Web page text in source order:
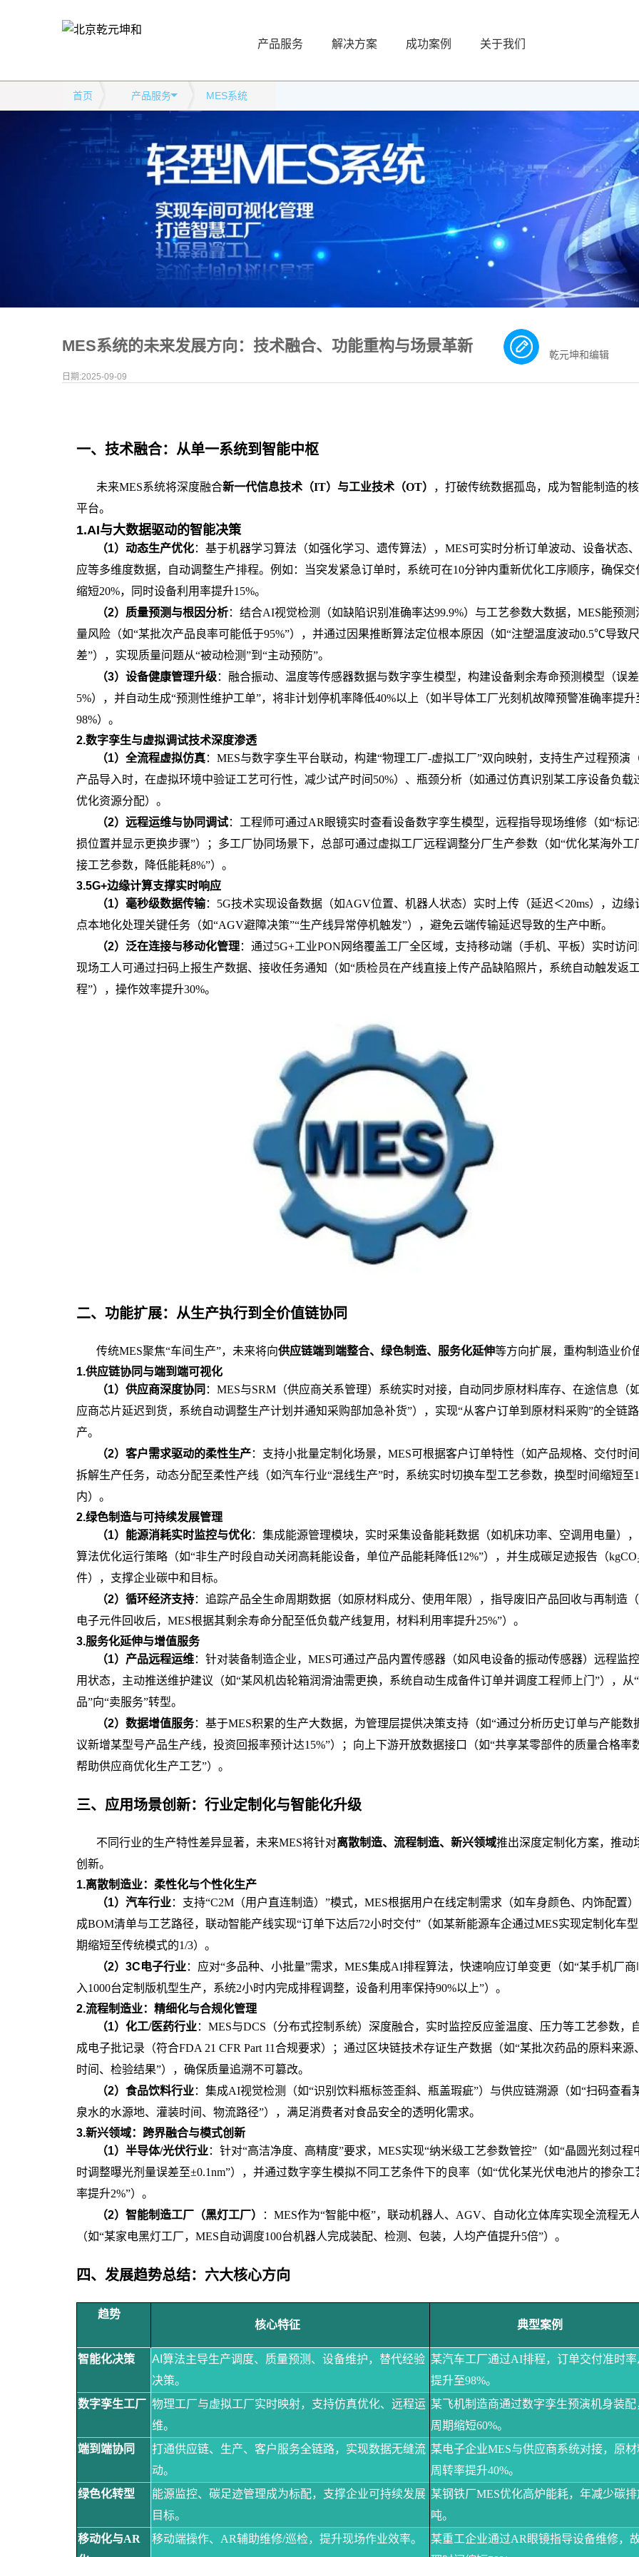
产品服务 解决方案 成功案例 关于我们
首页 产品服务 MES系统
MES系统的未来发展方向：技术融合、功能重构与场景革新
日期:2025-09-09
乾元坤和编辑
一、 技术融合：从单一系统到智能中枢
未来MES系统将深度融合新一代信息技术（IT）与工业技术（OT）
，打破传统数据孤岛，成为智能制造的
平台。
1.AI与大数据驱动的智能决策
（1） 动态生产优化：基于机器学习算法（如强化学习、遗传算法）， MES可实时分析订单波动、设备状态
应等多维度数据，自动调整生产排程。例如：当突发紧急订单时，系统可在10分钟内重新优化工序顺序，确保交
缩短20%，同时设备利用率提升15%。
（2） 质量预测与根因分析：结合AI视觉检测（如缺陷识别准确率达99.9%）与工艺参数大数据，MES能预测
量风险（如“某批次产品良率可能低于95%”），并通过因果推断算法定位根本原因（如“注塑温度波动0.5℃导致
差”），实现质量问题从“被动检测”到“主动预防”。
（3） 设备健康管理升级：融合振动、温度等传感器数据与数字孪生模型，构建设备剩余寿命预测模型（误
5%），并自动生成“预测性维护工单”，将非计划停机率降低40%以上（如半导体工厂光刻机故障预警准确率提升
98%）。
2.数字孪生与虚拟调试技术深度渗透
（1） 全流程虚拟仿真： MES与数字孪生平台联动，构建“物理工厂-虚拟工厂”双向映射，支持生产过程预演
产品导入时，在虚拟环境中验证工艺可行性，减少试产时间50%）、瓶颈分析（如通过仿真识别某工序设备负载
优化资源分配）。
（2） 远程运维与协同调试：工程师可通过AR眼镜实时查看设备数字孪生模型，远程指导现场维修（如“标
损位置并显示更换步骤”）；多工厂协同场景下，总部可通过虚拟工厂远程调整分厂生产参数（如“优化某海外工
接工艺参数，降低能耗8%”）。
3.5G+边缘计算支撑实时响应
（1） 毫秒级数据传输： 5G技术实现设备数据（如AGV位置、机器人状态）实时上传（延迟＜20ms），边缘
点本地化处理关键任务（如“AGV避障决策”“生产线异常停机触发”），避免云端传输延迟导致的生产中断。
（2） 泛在连接与移动化管理：通过5G+工业PON网络覆盖工厂全区域，支持移动端（手机、平板）实时访
现场工人可通过扫码上报生产数据、接收任务通知（如“质检员在产线直接上传产品缺陷照片，系统自动触发返
程”），操作效率提升30%。
二、 功能扩展：从生产执行到全价值链协同
传统MES聚焦“车间生产”，未来将向供应链端到端整合、绿色制造、服务化延伸等方向扩展，重构制造业价
1.供应链协同与端到端可视化
（1） 供应商深度协同 ： MES与SRM（供应商关系管理）系统实时对接，自动同步原材料库存、在途信息（
应商芯片延迟到货，系统自动调整生产计划并通知采购部加急补货”），实现“从客户订单到原材料采购”的全链
产。
（2） 客户需求驱动的柔性生产：支持小批量定制化场景， MES可根据客户订单特性（如产品规格、交付时
拆解生产任务，动态分配至柔性产线（如汽车行业“混线生产”时，系统实时切换车型工艺参数，换型时间缩短至
内）。
2.绿色制造与可持续发展管理
（1） 能源消耗实时监控与优化：集成能源管理模块，实时采集设备能耗数据（如机床功率、空调用电量）
算法优化运行策略（如“非生产时段自动关闭高耗能设备，单位产品能耗降低12%”），并生成碳足迹报告（
件），支撑企业碳中和目标。
（2） 循环经济支持：追踪产品全生命周期数据（如原材料成分、使用年限），指导废旧产品回收与再制造
电子元件回收后，MES根据其剩余寿命分配至低负载产线复用，材料利用率提升25%”）。
3.服务化延伸与增值服务
（1） 产品远程运维：针对装备制造企业， MES可通过产品内置传感器（如风电设备的振动传感器）远程监
用状态，主动推送维护建议（如“某风机齿轮箱润滑油需更换，系统自动生成备件订单并调度工程师上门”），从
品”向“卖服务”转型。
（2） 数据增值服务：基于MES积累的生产大数据，为管理层提供决策支持（如“通过分析历史订单与产能数
议新增某型号产品生产线，投资回报率预计达15%”）；向上下游开放数据接口（如“共享某零部件的质量合格率
帮助供应商优化生产工艺”）。
三、 应用场景创新：行业定制化与智能化升级
不同行业的生产特性差异显著，未来MES将针对离散制造、流程制造、新兴领域推出深度定制化方案，推动
创新。
1.离散制造业：柔性化与个性化生产
（1） 汽车行业：支持“C2M（用户直连制造）”模式，MES根据用户在线定制需求（如车身颜色、内饰配置
成BOM清单与工艺路径，联动智能产线实现“订单下达后72小时交付”（如某新能源车企通过MES实现定制化车
期缩短至传统模式的1/3）。
（2） 3C电子行业：应对“多品种、小批量”需求，MES集成AI排程算法，快速响应订单变更（如“某手机厂
入1000台定制版机型生产，系统2小时内完成排程调整，设备利用率保持90%以上”）。
2.流程制造业：精细化与合规化管理
（1） 化工/医药行业： MES与DCS（分布式控制系统）深度融合，实时监控反应釜温度、压力等工艺参数，
成电子批记录（符合FDA 21 CFR Part 11合规要求）；通过区块链技术存证生产数据（如“某批次药品的原料来源
时间、检验结果”），确保质量追溯不可篡改。
（2） 食品饮料行业：集成AI视觉检测（如“识别饮料瓶标签歪斜、瓶盖瑕疵”）与供应链溯源（如“扫码查看
泉水的水源地、灌装时间、物流路径”），满足消费者对食品安全的透明化需求。
3.新兴领域：跨界融合与模式创新
（1） 半导体/光伏行业：针对“高洁净度、高精度”要求，MES实现“纳米级工艺参数管控”（如“晶圆光刻过程
时调整曝光剂量误差至±0.1nm”），并通过数字孪生模拟不同工艺条件下的良率（如“优化某光伏电池片的掺杂工
率提升2%”）。
（2） 智能制造工厂（黑灯工厂） ： MES作为“智能中枢”，联动机器人、AGV、自动化立体库实现全流程无
（如“某家电黑灯工厂，MES自动调度100台机器人完成装配、检测、包装，人均产值提升5倍”）。
四、 发展趋势总结：六大核心方向
趋势
核心特征
典型案例
智能化决策
AI算法主导生产调度、质量预测、设备维护，替代经验
决策。
某汽车工厂通过AI排程，订单交付准时率
提升至98%。
数字孪生工厂 物理工厂与虚拟工厂实时映射，支持仿真优化、远程运
维。
某飞机制造商通过数字孪生预演机身装配
周期缩短60%。
端到端协同
打通供应链、生产、客户服务全链路，实现数据无缝流
动。
某电子企业MES与供应商系统对接，原
周转率提升40%。
绿色化转型
能源监控、碳足迹管理成为标配，支撑企业可持续发展
目标。
某钢铁厂MES优化高炉能耗，年减少碳排
吨。
移动化与AR
移动端操作、 AR辅助维修/巡检，提升现场作业效率。 某重工企业通过AR眼镜指导设备维修，